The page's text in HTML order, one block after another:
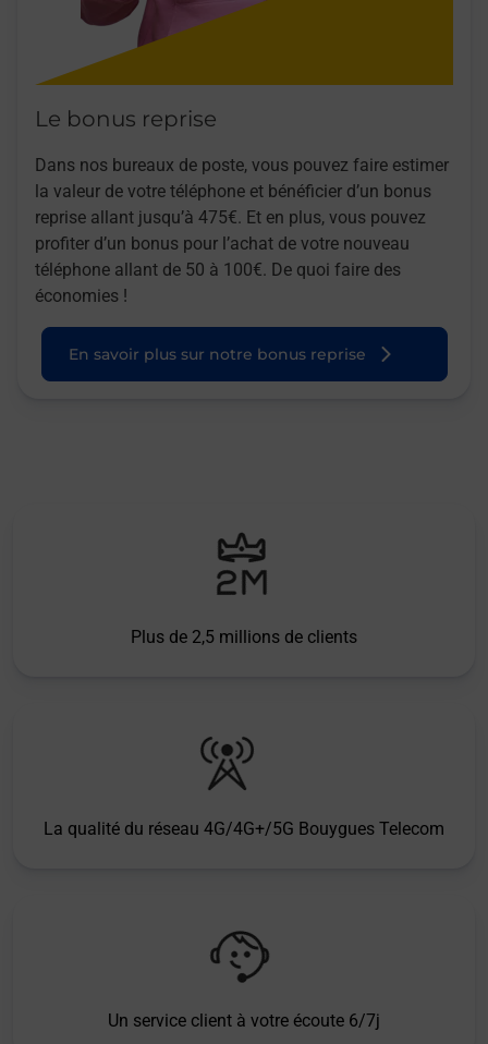
Le bonus reprise
Dans nos bureaux de poste, vous pouvez faire estimer
la valeur de votre téléphone et bénéficier d’un bonus
reprise allant jusqu’à 475€. Et en plus, vous pouvez
profiter d’un bonus pour l’achat de votre nouveau
téléphone allant de 50 à 100€. De quoi faire des
économies !
En savoir plus sur notre bonus reprise
Plus de 2,5 millions de clients
La qualité du réseau 4G/4G+/5G Bouygues Telecom
Un service client à votre écoute 6/7j